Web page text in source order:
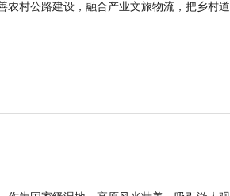
农村公路建设，融合产业文旅物流，把乡村